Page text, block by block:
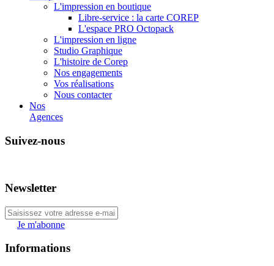
L'impression en boutique
Libre-service : la carte COREP
L'espace PRO Octopack
L'impression en ligne
Studio Graphique
L'histoire de Corep
Nos engagements
Vos réalisations
Nous contacter
Nos
Agences
Suivez-nous
Newsletter
Je m'abonne
Informations